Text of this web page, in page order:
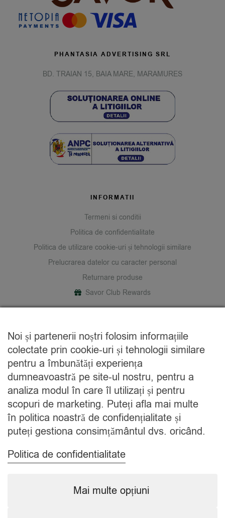
PHANTASIA ADVERTISING SRL
BD. TRAIAN 15, BAIA MARE, MARAMURES
INFORMATII
Termeni si conditii
Politica de confidentialitate
Politica de utilizare cookie-uri și tehnologii similare
Prelucrarea datelor cu caracter personal
Returnare produse
Savor Club Rewards
Cine suntem
Blog
Contact
CATEGORII
Condimente
Mixuri
Ceaiuri
Noi și partenerii noștri folosim informațiile
colectate prin cookie-uri și tehnologii similare
pentru a îmbunătăți experiența
dumneavoastră pe site-ul nostru, pentru a
analiza modul în care îl utilizați și pentru
scopuri de marketing. Puteți afla mai multe
în politica noastră de confidențialitate și
puteți gestiona consimțământul dvs. oricând.
Politica de confidentialitate
Mai multe opțiuni